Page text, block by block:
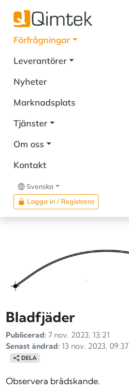
Förfrågningar
Leverantörer
Nyheter
Marknadsplats
Tjänster
Om oss
Kontakt
Svenska
Logga in / Registrera
Bladfjäder
Publicerad: 7 nov. 2023, 13:21
Senast ändrad: 13 nov. 2023, 09:37
DELA
Observera brådskande.